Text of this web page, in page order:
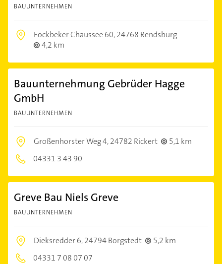
BAUUNTERNEHMEN
Fockbeker Chaussee 60,24768 Rendsburg
4,2 km
Bauunternehmung Gebrüder Hagge
GmbH
BAUUNTERNEHMEN
Großenhorster Weg 4,24782 Rickert
5,1 km
04331 3 43 90
Greve Bau Niels Greve
BAUUNTERNEHMEN
Dieksredder 6,24794 Borgstedt
5,2 km
04331 7 08 07 07